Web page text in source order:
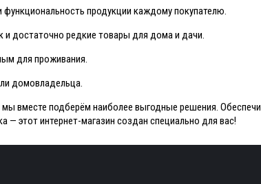
продукции каждому покупателю.
достаточно редкие товары для дома и дачи.
для проживания.
домовладельца.
вместе подберём наиболее выгодные решения.
— этот интернет-магазин создан специально для вас!